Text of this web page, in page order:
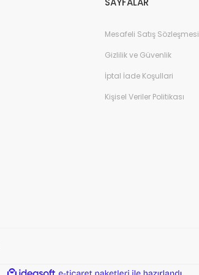
Mesafeli Satış Sözleşmesi
Gizlilik ve Güvenlik
İptal İade Koşullari
Kişisel Veriler Politikası